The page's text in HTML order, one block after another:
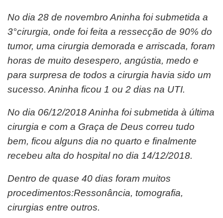
No dia 28 de novembro Aninha foi submetida a
3°cirurgia, onde foi feita a ressecção de 90% do
tumor, uma cirurgia demorada e arriscada, foram
horas de muito desespero, angústia, medo e
para surpresa de todos a cirurgia havia sido um
sucesso. Aninha ficou 1 ou 2 dias na UTI.
No dia 06/12/2018 Aninha foi submetida à última
cirurgia e com a Graça de Deus correu tudo
bem, ficou alguns dia no quarto e finalmente
recebeu alta do hospital no dia 14/12/2018.
Dentro de quase 40 dias foram muitos
procedimentos:Ressonância, tomografia,
cirurgias entre outros.